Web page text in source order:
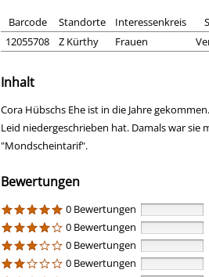
Barcode Standorte Interessenkreis
12055708
Z Kürthy Frauen
Inhalt
Cora Hübschs Ehe ist in die Jahre
Leid niedergeschrieben hat. Damals war
"Mondscheintarif".
Bewertungen
0 Bewertungen
0 Bewertungen
0 Bewertungen
0 Bewertungen